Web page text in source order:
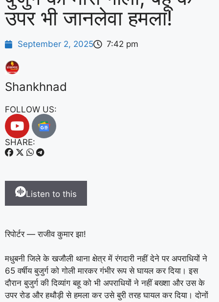
उपर भी जानलेवा हमला!
September 2, 2025 7:42 pm
Shankhnad
FOLLOW US:
SHARE:
Listen to this
रिपोर्टर — राजीव कुमार झा!
मधुबनी जिले के खजौली थाना क्षेत्र में रंगदारी नहीं देने पर अपराधियों ने
65 वर्षीय बुजुर्ग को गोली मारकर गंभीर रूप से घायल कर दिया। इस
दौरान बुजुर्ग की दिव्यांग बहू को भी अपराधियों ने नहीं बख्शा और उस के
उपर रोड और हथौड़ी से हमला कर उसे बुरी तरह घायल कर दिया। दोनों